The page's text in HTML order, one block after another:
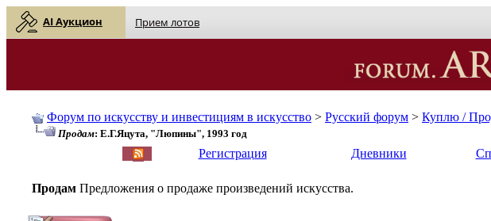
AI Аукцион Прием лотов
Форум по искусству и инвестициям в искусство > Русский форум > Куплю /
Продам: Е.Г.Яцута, "Люпины", 1993 год
Регистрация Дневники
Продам Предложения о продаже произведений искусства.